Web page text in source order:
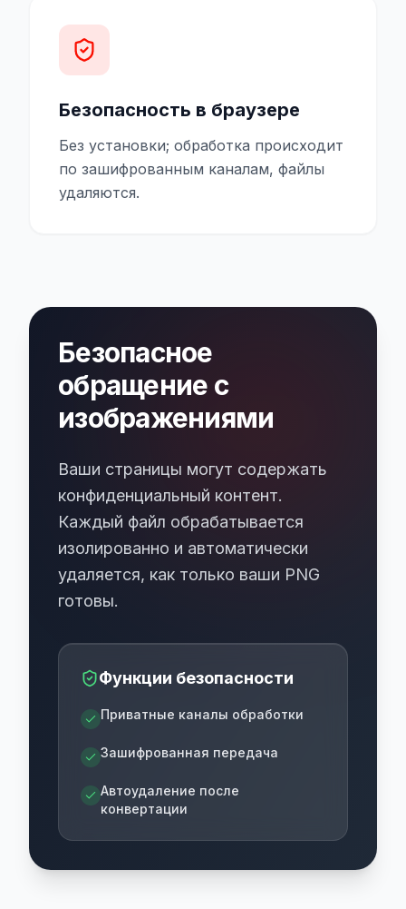
Безопасность в браузере
Без установки; обработка происходит
по зашифрованным каналам, файлы
удаляются.
Безопасное
обращение с
изображениями
Ваши страницы могут содержать
конфиденциальный контент.
Каждый файл обрабатывается
изолированно и автоматически
удаляется, как только ваши PNG
готовы.
Функции безопасности
Приватные каналы обработки
Зашифрованная передача
Автоудаление после
конвертации